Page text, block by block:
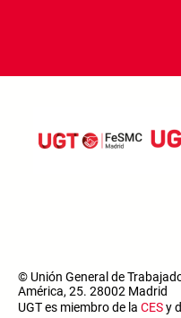
© Unión General de
América, 25. 28002 Madrid
UGT es miembro de la CESy